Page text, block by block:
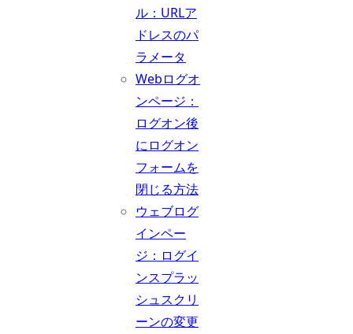
ル：URLア
ドレスのパ
ラメータ
Webログオ
ンページ：
ログオン後
にログオン
フォームを
閉じる方法
ウェブログ
インペー
ジ：ログイ
ンスプラッ
シュスクリ
ーンの変更